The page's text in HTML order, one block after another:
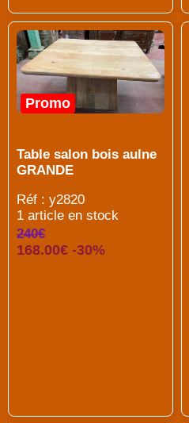
Promo
Table salon bois aulne
GRANDE
Réf : y2820
1 article en stock
240€
168.00€ -30%